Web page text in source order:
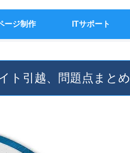
ージ制作 ITサポート
ト引越、問題点まとめ